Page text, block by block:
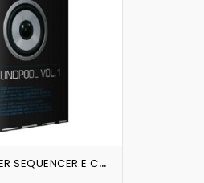
D
VD BASI PER SEQUENCER E CAMPIONATORI SOUNDPOOL Sinn7